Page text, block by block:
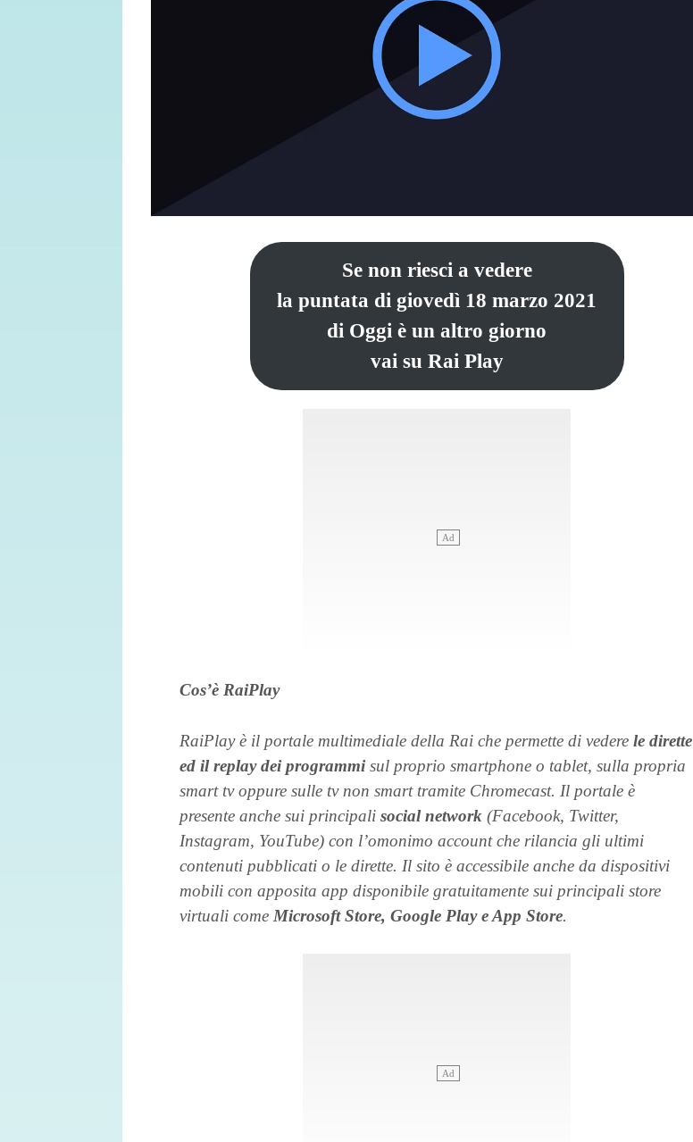
Se non riesci a vedere
la puntata di giovedì 18 marzo 2021
di Oggi è un altro giorno
vai su Rai Play
Cos’è RaiPlay
RaiPlay è il portale multimediale della Rai che permette di vedere le dirette
ed il replay dei programmisul proprio smartphone o tablet, sulla propria
smart tv oppure sulle tv non smart tramite Chromecast. Il portale è
presente anche sui principali social network (Facebook, Twitter,
Instagram, YouTube) con l’omonimo account che rilancia gli ultimi
contenuti pubblicati o le dirette. Il sito è accessibile anche da dispositivi
mobili con apposita app disponibile gratuitamente sui principali store
virtuali come Microsoft Store, Google Play e App Store.